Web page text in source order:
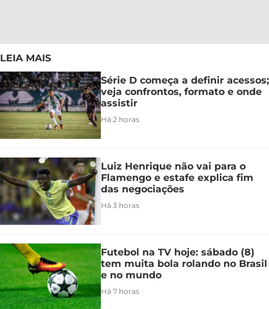
LEIA MAIS
Série D começa a definir acessos;
veja confrontos, formato e onde
assistir
Há 2 horas
Luiz Henrique não vai para o
Flamengo e estafe explica fim
das negociações
Há 3 horas
Futebol na TV hoje: sábado (8)
tem muita bola rolando no Brasil
e no mundo
Há 7 horas